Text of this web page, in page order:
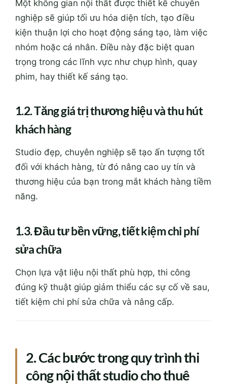
Một không gian nội thất được thiết kế chuyên
nghiệp sẽ giúp tối ưu hóa diện tích, tạo điều
kiện thuận lợi cho hoạt động sáng tạo, làm việc
nhóm hoặc cá nhân. Điều này đặc biệt quan
trọng trong các lĩnh vực như chụp hình, quay
phim, hay thiết kế sáng tạo.
1.2. Tăng giá trị thương hiệu và thu hút
khách hàng
Studio đẹp, chuyên nghiệp sẽ tạo ấn tượng tốt
đối với khách hàng, từ đó nâng cao uy tín và
thương hiệu của bạn trong mắt khách hàng tiềm
năng.
1.3. Đầu tư bền vững, tiết kiệm chi phí
sửa chữa
Chọn lựa vật liệu nội thất phù hợp, thi công
đúng kỹ thuật giúp giảm thiểu các sự cố về sau,
tiết kiệm chi phí sửa chữa và nâng cấp.
2. Các bước trong quy trình thi
công nội thất studio cho thuê